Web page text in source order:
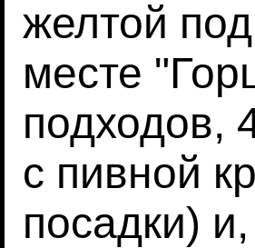
желтой
месте
подходов,
с пивной
посадки)